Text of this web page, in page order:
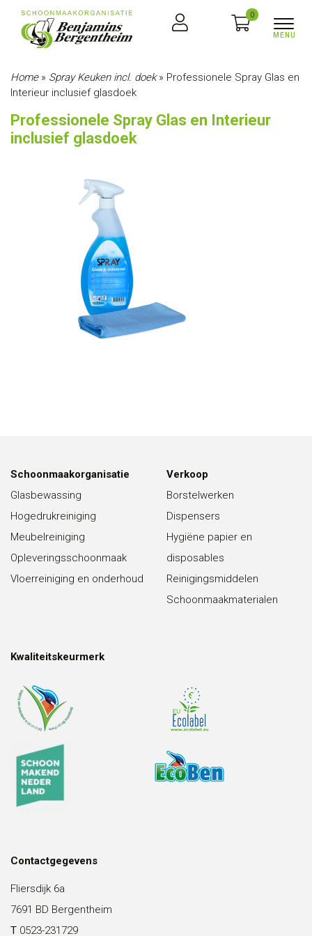
0
Home» Spray Keuken incl. doek» Professionele Spray Glas en
Interieur inclusief glasdoek
Professionele Spray Glas en Interieur
inclusief glasdoek
Schoonmaakorganisatie
Glasbewassing
Hogedrukreiniging
Meubelreiniging
Opleveringsschoonmaak
Vloerreiniging en onderhoud
Verkoop
Borstelwerken
Dispensers
Hygiëne papier en
disposables
Reinigingsmiddelen
Schoonmaakmaterialen
Kwaliteitskeurmerk
Contactgegevens
Fliersdijk 6a
7691 BD Bergentheim
T 0523-231729